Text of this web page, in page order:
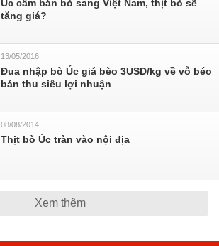
Úc cấm bán bò sang Việt Nam, thịt bò sẽ
tăng giá?
13/05/2016
Đua nhập bò Úc giá bèo 3USD/kg về vỗ béo
bán thu siêu lợi nhuận
08/08/2014
Thịt bò Úc tràn vào nội địa
Xem thêm